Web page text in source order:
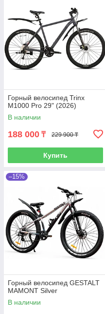
Горный велосипед Trinx
M1000 Pro 29" (2026)
В наличии
188 000 ₸ 229 900 ₸
Купить
–15%
Горный велосипед GESTALT
MAMONT Silver
В наличии